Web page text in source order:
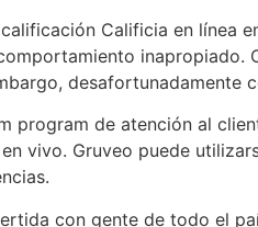
Calificia en línea
program de atención al
vivo. Gruveo puede
con gente de todo el